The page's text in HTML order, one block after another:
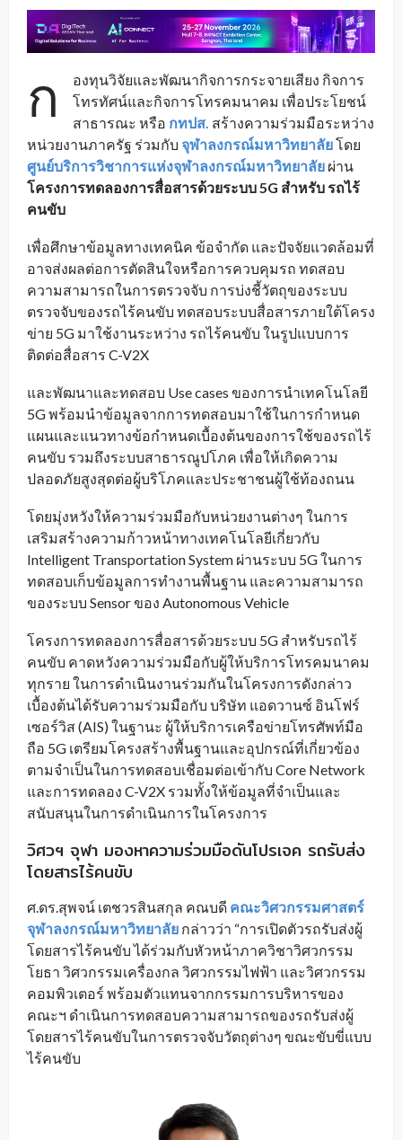
ก
องทุนวิจัยและพัฒนากิจการกระจายเสียง กิจการ
โทรทัศน์และกิจการโทรคมนาคม เพื่อประโยชน์
สาธารณะ หรือ กทปส. สร้างความร่วมมือระหว่าง
หน่วยงานภาครัฐ ร่วมกับ จุฬาลงกรณ์มหาวิทยาลัยโดย
ศูนย์บริการวิชาการแห่งจุฬาลงกรณ์มหาวิทยาลัย ผ่าน
โครงการทดลองการสื่อสารด้วยระบบ5G สำหรับ รถไร้
คนขับ
เพื่อศึกษาข้อมูลทางเทคนิค ข้อจำกัด และปัจจัยแวดล้อมที่
อาจส่งผลต่อการตัดสินใจหรือการควบคุมรถ ทดสอบ
ความสามารถในการตรวจจับ การบ่งชี้วัตถุของระบบ
ตรวจจับของรถไร้คนขับ ทดสอบระบบสื่อสารภายใต้โครง
ข่าย 5G มาใช้งานระหว่าง รถไร้คนขับ ในรูปแบบการ
ติดต่อสื่อสาร C-V2X
และพัฒนาและทดสอบ Use cases ของการนำเทคโนโลยี
5G พร้อมนำข้อมูลจากการทดสอบมาใช้ในการกำหนด
แผนและแนวทางข้อกำหนดเบื้องต้นของการใช้ของรถไร้
คนขับ รวมถึงระบบสาธารณูปโภค เพื่อให้เกิดความ
ปลอดภัยสูงสุดต่อผู้บริโภคและประชาชนผู้ใช้ท้องถนน
โดยมุ่งหวังให้ความร่วมมือกับหน่วยงานต่างๆ ในการ
เสริมสร้างความก้าวหน้าทางเทคโนโลยีเกี่ยวกับ
Intelligent Transportation System ผ่านระบบ 5G ในการ
ทดสอบเก็บข้อมูลการทำงานพื้นฐาน และความสามารถ
ของระบบ Sensor ของ Autonomous Vehicle
โครงการทดลองการสื่อสารด้วยระบบ 5G สำหรับรถไร้
คนขับ คาดหวังความร่วมมือกับผู้ให้บริการโทรคมนาคม
ทุกราย ในการดำเนินงานร่วมกันในโครงการดังกล่าว
เบื้องต้นได้รับความร่วมมือกับ บริษัท แอดวานซ์ อินโฟร์
เซอร์วิส (AIS) ในฐานะ ผู้ให้บริการเครือข่ายโทรศัพท์มือ
ถือ 5G เตรียมโครงสร้างพื้นฐานและอุปกรณ์ที่เกี่ยวข้อง
ตามจำเป็นในการทดสอบเชื่อมต่อเข้ากับ Core Network
และการทดลอง C-V2X รวมทั้งให้ข้อมูลที่จำเป็นและ
สนับสนุนในการดำเนินการในโครงการ
วิศวฯ จุฬา มองหาความร่วมมือดันโปรเจค รถรับส่ง
โดยสารไร้คนขับ
ศ.ดร.สุพจน์ เตชวรสินสกุล คณบดี คณะวิศวกรรมศาสตร์
จุฬาลงกรณ์มหาวิทยาลัย กล่าวว่า “การเปิดตัวรถรับส่งผู้
โดยสารไร้คนขับ ได้ร่วมกับหัวหน้าภาควิชาวิศวกรรม
โยธา วิศวกรรมเครื่องกล วิศวกรรมไฟฟ้า และวิศวกรรม
คอมพิวเตอร์ พร้อมตัวแทนจากกรรมการบริหารของ
คณะฯ ดำเนินการทดสอบความสามารถของรถรับส่งผู้
โดยสารไร้คนขับในการตรวจจับวัตถุต่างๆ ขณะขับขี่แบบ
ไร้คนขับ